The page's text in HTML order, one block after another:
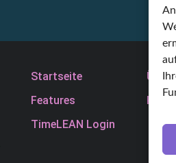
Startseite
Features
TimeLEAN Login
Über